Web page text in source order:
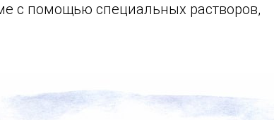
с помощью специальных растворов,